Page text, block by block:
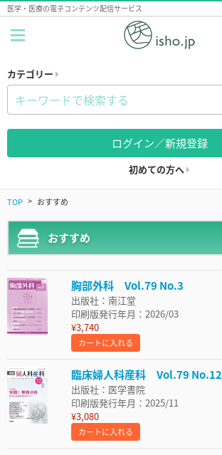
医学・医療の電子コンテンツ配信サービス
カテゴリー
ログイン／新規登録
初めての方へ
TOP おすすめ
おすすめ
胸部外科 Vol.79 No.3
出版社：南江堂
印刷版発行年月：2026/03
¥3,740
カートに入れる
臨床婦人科産科 Vol.79 No.12
出版社：医学書院
印刷版発行年月：2025/11
¥3,080
カートに入れる